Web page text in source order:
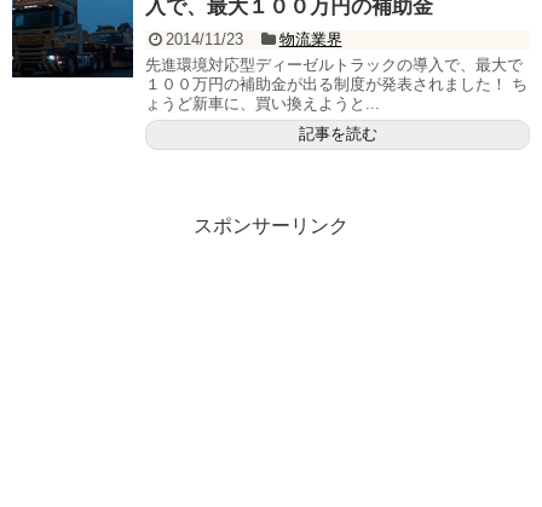
入で、最大１００万円の補助金
2014/11/23
物流業界
先進環境対応型ディーゼルトラックの導入で、最大で
１００万円の補助金が出る制度が発表されました！ ち
ょうど新車に、買い換えようと...
記事を読む
スポンサーリンク